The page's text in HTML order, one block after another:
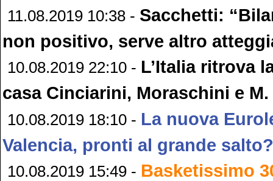
11.08.2019 10:38 - Sacchetti:
non positivo, serve altro
10.08.2019 22:10 - L’Italia ritrova
casa Cinciarini, Moraschini e
10.08.2019 18:10 - La nuova
Valencia, pronti al grande salto?
10.08.2019 15:49 - Basketissimo